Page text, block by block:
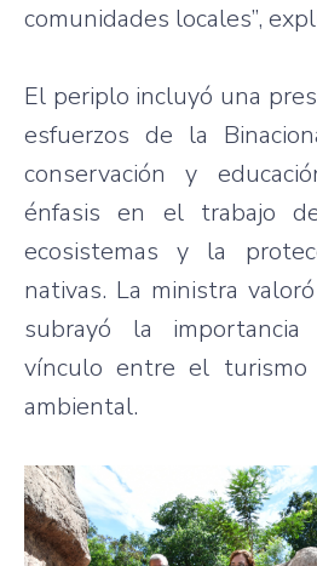
comunidades locales”,
El periplo incluyó una
esfuerzos de la
conservación y
énfasis en el trabajo
ecosistemas y la
nativas. La ministra
subrayó la
vínculo entre el turismo
ambiental.